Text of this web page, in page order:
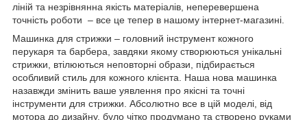
ліній та незрівнянна якість матеріалів, неперевершена
точність роботи – все це тепер в нашому інтернет-магазині.
Машинка для стрижки – головний інструмент кожного
перукаря та барбера, завдяки якому створюються унікальні
стрижки, втілюються неповторні образи, підбирається
особливий стиль для кожного клієнта. Наша нова машинка
назавжди змінить ваше уявлення про якісні та точні
інструменти для стрижки. Абсолютно все в цій моделі, від
мотора до дизайну, було чітко продумано та створено руками